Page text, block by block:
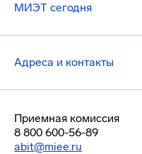
МИЭТ сегодня
Адреса и контакты
Приемная комиссия
8 800 600-56-89
abit@miee.ru